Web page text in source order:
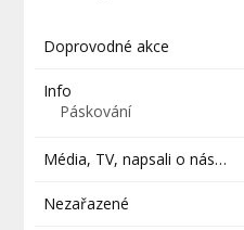
Doprovodné akce
Info
Páskování
Média, TV, napsali o nás…
Nezařazené